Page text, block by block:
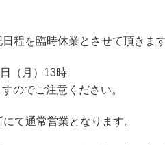
程を臨時休業とさせて頂きます
（月）13時
のでご注意ください。
て通常営業となります。